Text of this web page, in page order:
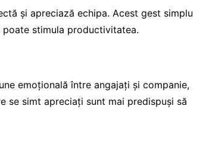
și apreciază echipa. Acest gest simplu
stimula productivitatea.
emoțională între angajați și companie,
se simt apreciați sunt mai predispuși să